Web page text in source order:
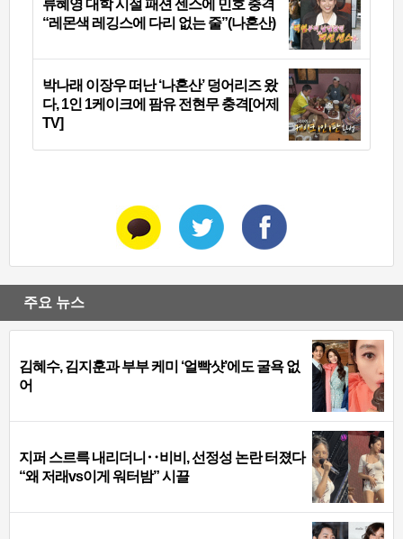
류혜영 대학 시절 패션 센스에 민호 충격
“레몬색 레깅스에 다리 없는 줄”(나혼산)
박나래 이장우 떠난 ‘나혼산’ 덩어리즈 왔
다, 1인 1케이크에 팜유 전현무 충격[어제
TV]
주요 뉴스
김혜수, 김지훈과 부부 케미 ‘얼빡샷’에도 굴욕 없
어
지퍼 스르륵 내리더니‥비비, 선정성 논란 터졌다
“왜 저래vs이게 워터밤” 시끌